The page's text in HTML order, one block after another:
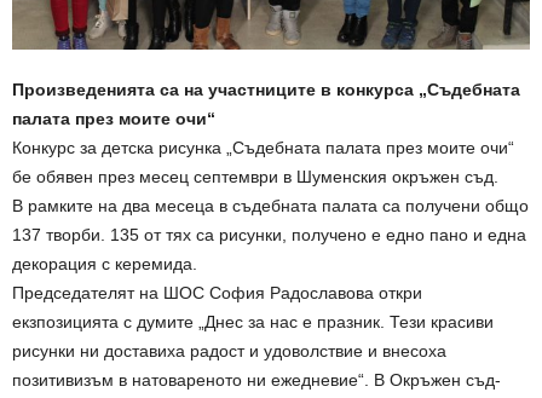
Произведенията са на участниците в конкурса „Съдебната
палата през моите очи“
Конкурс за детска рисунка „Съдебната палата през моите очи“
бе обявен през месец септември в Шуменския окръжен съд.
В рамките на два месеца в съдебната палата са получени общо
137 творби. 135 от тях са рисунки, получено е едно пано и една
декорация с керемида.
Председателят на ШОС София Радославова откри
екзпозицията с думите „Днес за нас е празник. Тези красиви
рисунки ни доставиха радост и удоволствие и внесоха
позитивизъм в натовареното ни ежедневие“. В Окръжен съд-